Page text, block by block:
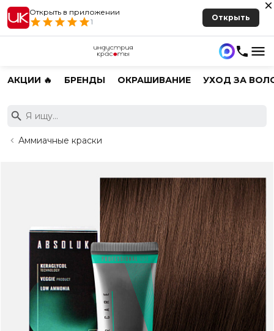
Открыть в приложении
1
Открыть
АКЦИИ 🔥 БРЕНДЫ ОКРАШИВАНИЕ УХОД ЗА
Аммиачные краски